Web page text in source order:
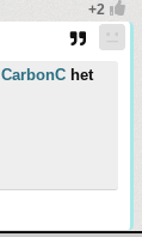
CarbonC het